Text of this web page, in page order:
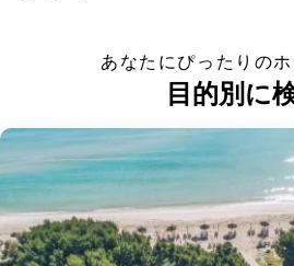
あなたにぴったりの
目的別に